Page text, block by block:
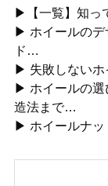
▶【一覧】知っ
▶ ホイールのデ
ド…
▶ 失敗しない
▶ ホイールの選
造法まで…
▶ ホイールナ